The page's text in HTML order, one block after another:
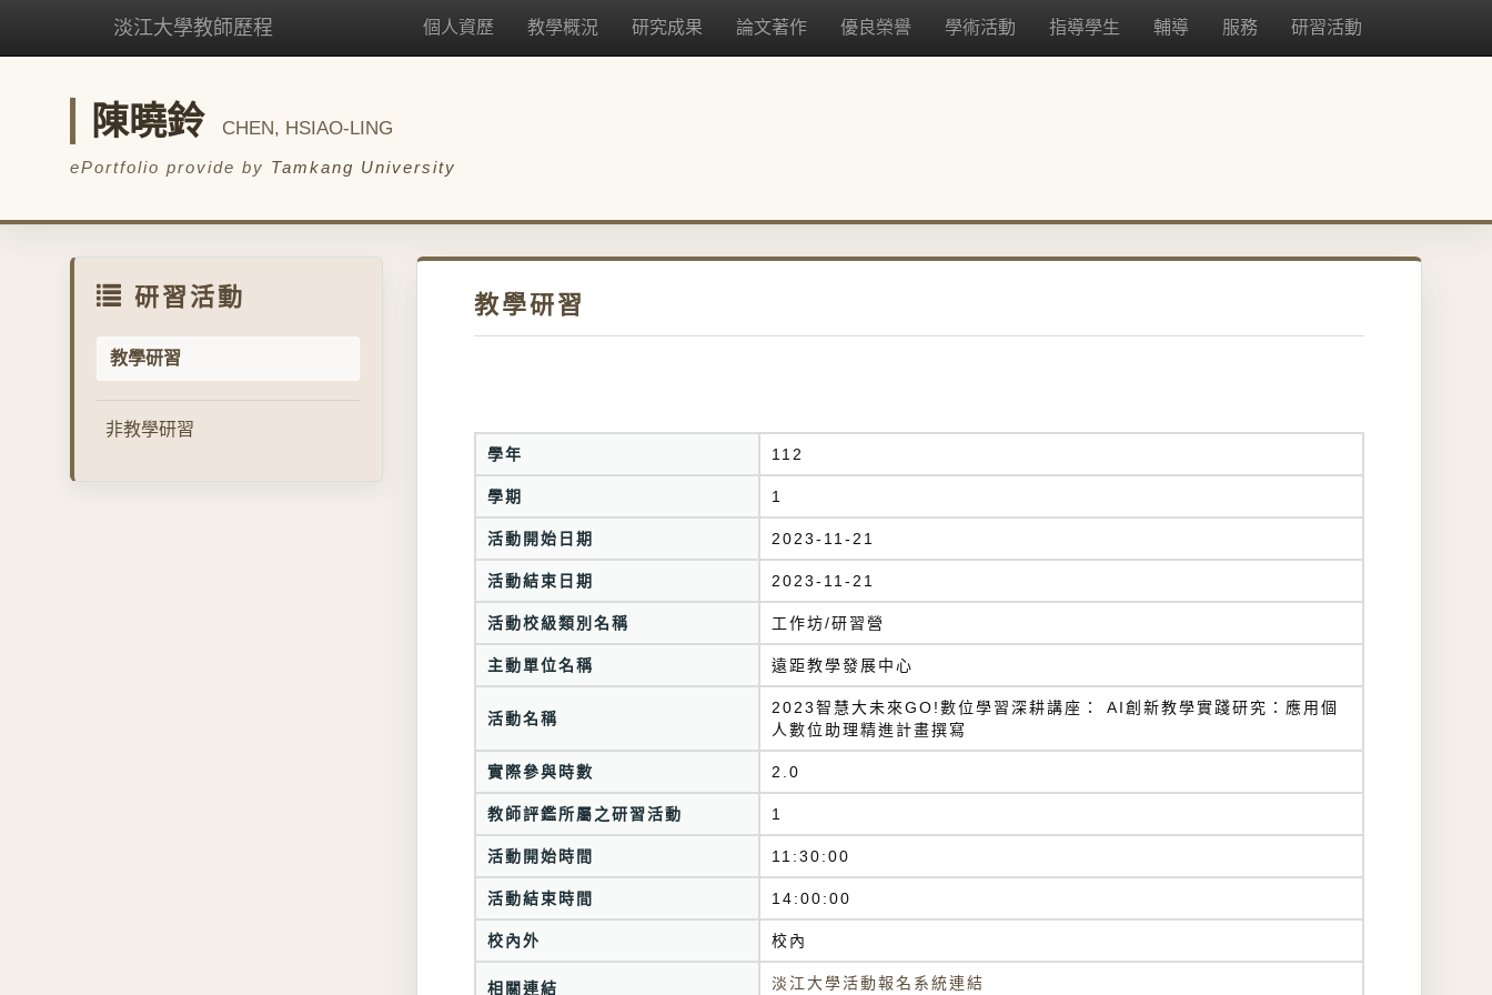
淡江大學教師歷程 個人資歷 教學概況 研究成果 論文著作 優良榮譽 學術活動 指導學生 輔導 服務 研習活動
陳曉鈴 CHEN, HSIAO-LING
ePortfolio provide by Tamkang University
研習活動
教學研習
非教學研習
教學研習
學年 112
學期 1
活動開始日期 2023-11-21
活動結束日期 2023-11-21
活動校級類別名稱 工作坊/研習營
主動單位名稱 遠距教學發展中心
活動名稱
2023智慧大未來GO!數位學習深耕講座： AI創新教學實踐研究：應用個
人數位助理精進計畫撰寫
實際參與時數 2.0
教師評鑑所屬之研習活動 1
活動開始時間 11:30:00
活動結束時間 14:00:00
校內外 校內
相關連結 淡江大學活動報名系統連結